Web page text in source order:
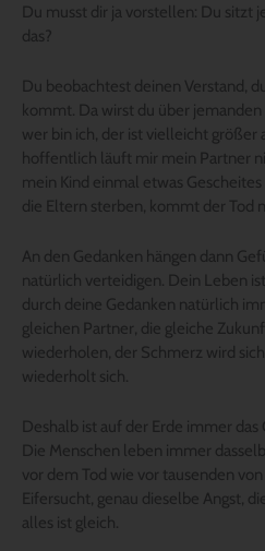
Du musst dir ja vorstellen: Du sitzt
das?
Du beobachtest deinen Verstand,
kommt. Da wirst du über
wer bin ich, der ist vielleicht größer
hoffentlich läuft mir mein Partner
mein Kind einmal etwas
die Eltern sterben, kommt der Tod
An den Gedanken hängen dann
natürlich verteidigen. Dein Leben
durch deine Gedanken natürlich
gleichen Partner, die gleiche
wiederholen, der Schmerz wird
wiederholt sich.
Deshalb ist auf der Erde immer
Die Menschen leben immer
vor dem Tod wie vor tausenden
Eifersucht, genau dieselbe Angst,
alles ist gleich.